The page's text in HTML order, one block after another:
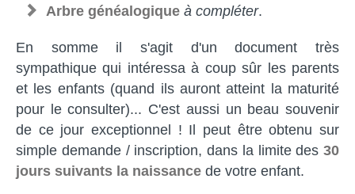
Arbre généalogique à compléter.
En somme il s'agit d'un document très
sympathique qui intéressa à coup sûr les parents
et les enfants (quand ils auront atteint la maturité
pour le consulter)... C'est aussi un beau souvenir
de ce jour exceptionnel ! Il peut être obtenu sur
simple demande / inscription, dans la limite des 30
jours suivants la naissance de votre enfant.